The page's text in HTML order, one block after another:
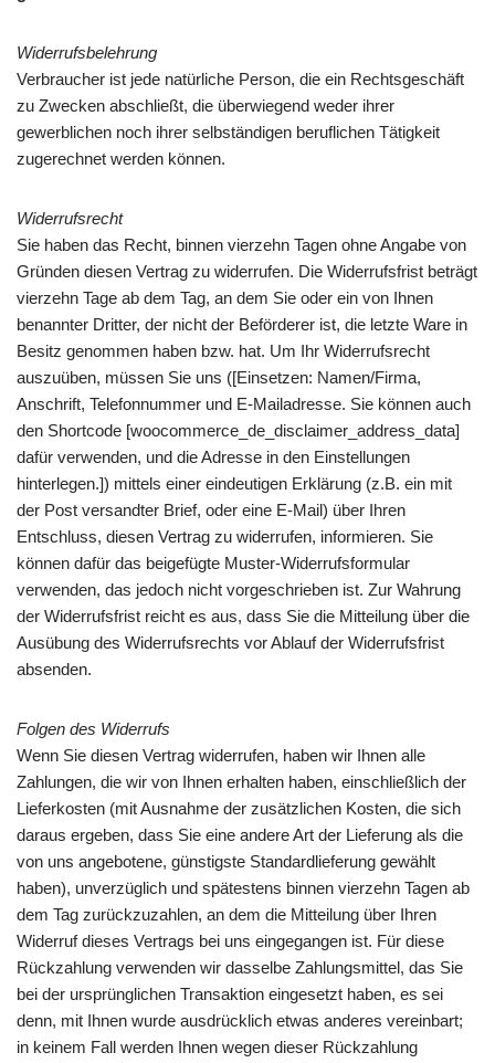
Widerrufsbelehrung
Verbraucher ist jede natürliche Person, die ein Rechtsgeschäft
zu Zwecken abschließt, die überwiegend weder ihrer
gewerblichen noch ihrer selbständigen beruflichen Tätigkeit
zugerechnet werden können.
Widerrufsrecht
Sie haben das Recht, binnen vierzehn Tagen ohne Angabe von
Gründen diesen Vertrag zu widerrufen. Die Widerrufsfrist beträgt
vierzehn Tage ab dem Tag, an dem Sie oder ein von Ihnen
benannter Dritter, der nicht der Beförderer ist, die letzte Ware in
Besitz genommen haben bzw. hat. Um Ihr Widerrufsrecht
auszuüben, müssen Sie uns ([Einsetzen: Namen/Firma,
Anschrift, Telefonnummer und E-Mailadresse. Sie können auch
den Shortcode [woocommerce_de_disclaimer_address_data]
dafür verwenden, und die Adresse in den Einstellungen
hinterlegen.]) mittels einer eindeutigen Erklärung (z.B. ein mit
der Post versandter Brief, oder eine E-Mail) über Ihren
Entschluss, diesen Vertrag zu widerrufen, informieren. Sie
können dafür das beigefügte Muster-Widerrufsformular
verwenden, das jedoch nicht vorgeschrieben ist. Zur Wahrung
der Widerrufsfrist reicht es aus, dass Sie die Mitteilung über die
Ausübung des Widerrufsrechts vor Ablauf der Widerrufsfrist
absenden.
Folgen des Widerrufs
Wenn Sie diesen Vertrag widerrufen, haben wir Ihnen alle
Zahlungen, die wir von Ihnen erhalten haben, einschließlich der
Lieferkosten (mit Ausnahme der zusätzlichen Kosten, die sich
daraus ergeben, dass Sie eine andere Art der Lieferung als die
von uns angebotene, günstigste Standardlieferung gewählt
haben), unverzüglich und spätestens binnen vierzehn Tagen ab
dem Tag zurückzuzahlen, an dem die Mitteilung über Ihren
Widerruf dieses Vertrags bei uns eingegangen ist. Für diese
Rückzahlung verwenden wir dasselbe Zahlungsmittel, das Sie
bei der ursprünglichen Transaktion eingesetzt haben, es sei
denn, mit Ihnen wurde ausdrücklich etwas anderes vereinbart;
in keinem Fall werden Ihnen wegen dieser Rückzahlung